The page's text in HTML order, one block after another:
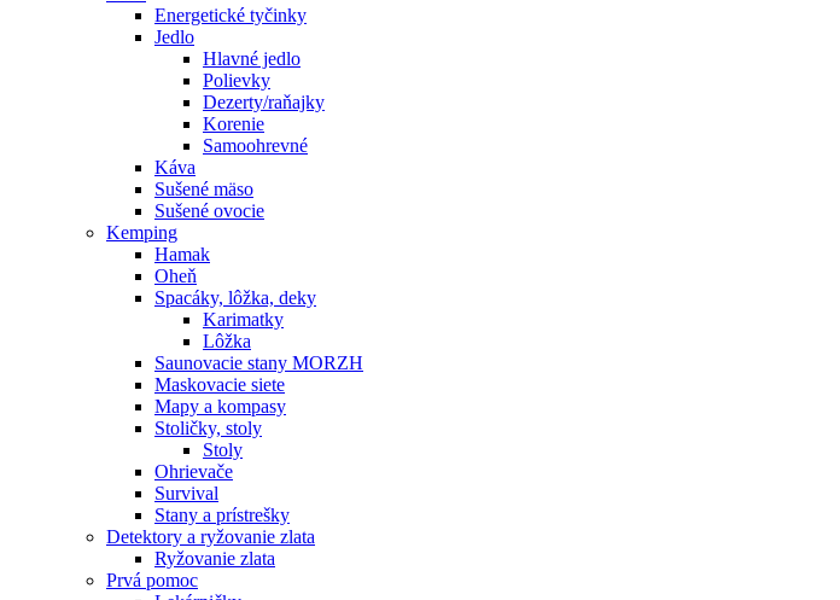
Energetické tyčinky
Jedlo
Hlavné jedlo
Polievky
Dezerty/raňajky
Korenie
Samoohrevné
Káva
Sušené mäso
Sušené ovocie
Kemping
Hamak
Oheň
Spacáky, lôžka, deky
Karimatky
Lôžka
Saunovacie stany MORZH
Maskovacie siete
Mapy a kompasy
Stoličky, stoly
Stoly
Ohrievače
Survival
Stany a prístrešky
Detektory a ryžovanie zlata
Ryžovanie zlata
Prvá pomoc